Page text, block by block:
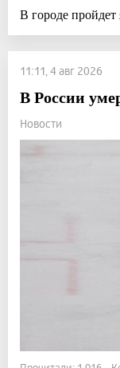
В городе пройдет
11:11, 4 авг 2026
В России
Новости